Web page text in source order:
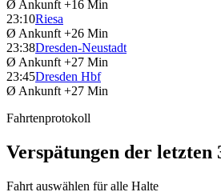
Ø Ankunft +16 Min
23:10Riesa
Ø Ankunft +26 Min
23:38Dresden-Neustadt
Ø Ankunft +27 Min
23:45Dresden Hbf
Ø Ankunft +27 Min
Fahrtenprotokoll
Verspätungen der letzten
Fahrt auswählen für alle Halte